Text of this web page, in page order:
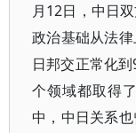
月12日，中日
政治基础从法
日邦交正常化
个领域都取得
中，中日关系